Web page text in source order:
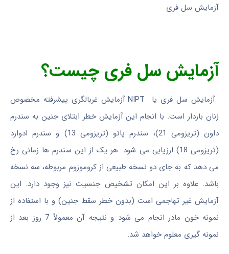
آزمایش سل فری
آزمایش سل فری چیست؟
آزمایش سل فری یا NIPT آزمایش غربالگری پیشرفته مخصوص
زنان باردار است. با انجام این آزمایش خطر ابتلای جنین به سندرم
داون (تریزومی 21)، سندرم پاتو (تریزومی 13) و سندرم ادوارد
(تریزومی 18) ارزیابی می شود. هر یک از این سندرم ها زمانی رخ
می دهد که به جای دو نسخه طبیعی از کروموزوم مربوطه، سه نسخه
باشد. علاوه بر این امکان تشخیص جنسیت نیز وجود دارد. این
آزمایش غیر تهاجمی است (بدون خطر سقط جنین) و با استفاده از
نمونه خون مادر انجام می شود و نتیجه آن معمولاً 7 روز بعد از
نمونه گیری معلوم خواهد شد.